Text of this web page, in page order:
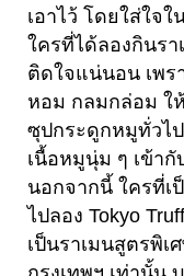
เอาไว้ โดยใส่ใจ
ใครที่ได้ลองกินร
ติดใจแน่นอน เพ
หอม กลมกล่อม ใ
ซุปกระดูกหมูทั่วไ
เนื้อหมูนุ่ม ๆ เข้า
นอกจากนี้ ใครที่เ
ไปลอง Tokyo
เป็นราเมนสูตรพิเ